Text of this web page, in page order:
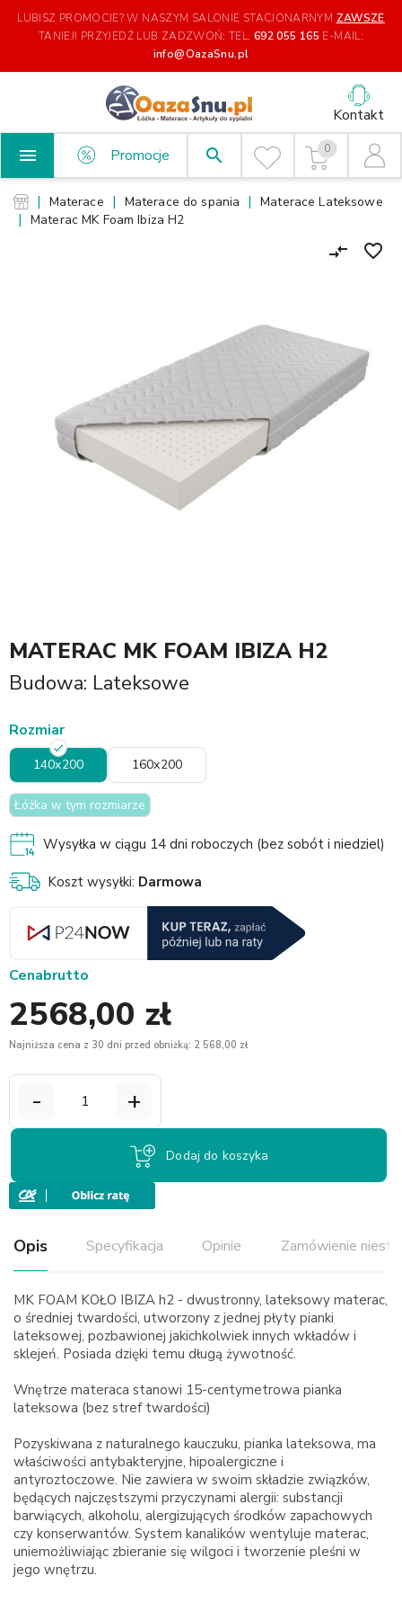
LUBISZ PROMOCJE? W NASZYM SALONIE STACJONARNYM ZAWSZE
TANIEJ! PRZYJEDŹ LUB ZADZWOŃ: TEL. 692 055 165 E-MAIL:
info@OazaSnu.pl
Kontakt
 Promocje search 0
Materace Materace do spania
Materace Lateksowe
Materac MK Foam Ibiza H2
favorite_border
compare_arrows
MATERAC MK FOAM IBIZA H2
Budowa: Lateksowe
Rozmiar
140x200 160x200
Łóżka w tym rozmiarze
Wysyłka w ciągu 14 dni roboczych (bez sobót i niedziel)
Koszt wysyłki: Darmowa
Cenabrutto
2568,00 zł
Najniższa cena z 30 dni przed obniżką: 2 568,00 zł
- +
Dodaj do koszyka
Opis Specyfikacja Opinie Zamówienie
MK FOAM KOŁO IBIZA h2 - dwustronny, lateksowy materac,
o średniej twardości, utworzony z jednej płyty pianki
lateksowej, pozbawionej jakichkolwiek innych wkładów i
sklejeń. Posiada dzięki temu długą żywotność.
Wnętrze materaca stanowi 15-centymetrowa pianka
lateksowa (bez stref twardości)
Pozyskiwana z naturalnego kauczuku, pianka lateksowa, ma
właściwości antybakteryjne, hipoalergiczne i
antyroztoczowe. Nie zawiera w swoim składzie związków,
będących najczęstszymi przyczynami alergii: substancji
barwiących, alkoholu, alergizujących środków zapachowych
czy konserwantów. System kanalików wentyluje materac,
uniemożliwiając zbieranie się wilgoci i tworzenie pleśni w
jego wnętrzu.